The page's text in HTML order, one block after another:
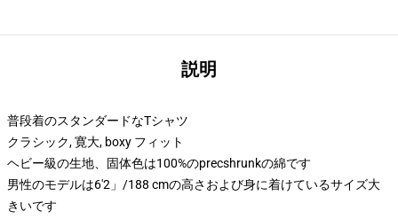
説明
普段着のスタンダードなTシャツ
クラシック, 寛大, boxy フィット
ヘビー級の生地、固体色は100%のprecshrunkの綿です
男性のモデルは6'2」/188 cmの高さおよび身に着けているサイズ大
きいです